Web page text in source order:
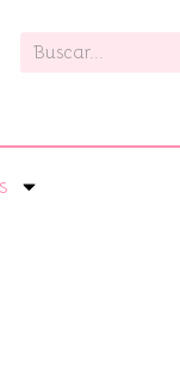
Buscar